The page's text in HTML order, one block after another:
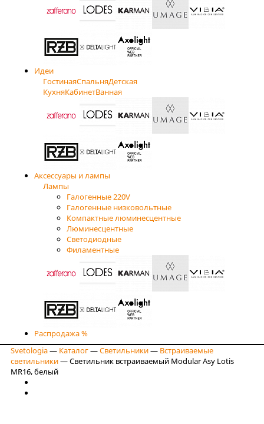
Идеи
ГостинаяСпальняДетская
КухняКабинетВанная
Аксессуары и лампы
Лампы
Галогенные 220V
Галогенные низковольтные
Компактные люминесцентные
Люминесцентные
Светодиодные
Филаментные
Распродажа %
Svetologia— Каталог—Светильники— Встраиваемые
светильники—Светильник встраиваемый Modular Asy Lotis
MR16, белый